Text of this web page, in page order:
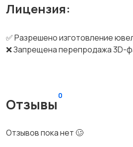
Лицензия:
✅ Разрешено изготовление
❌ Запрещена перепродажа 3D-
Отзывы
0
Отзывов пока нет 🥴